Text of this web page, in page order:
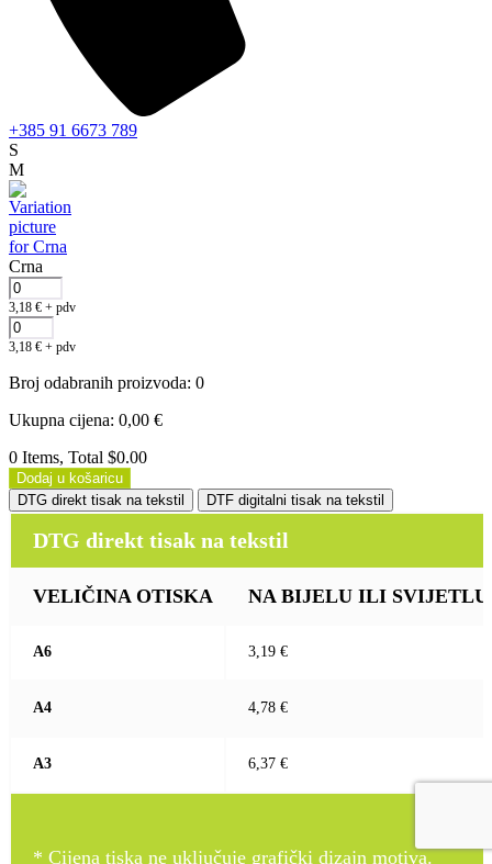
+385 91 6673 789
S
M
Crna
3,18 € + pdv
3,18 € + pdv
Broj odabranih proizvoda: 0
Ukupna cijena: 0,00 €
0 Items, Total $0.00
Dodaj u košaricu
DTG direkt tisak na tekstil
DTF digitalni tisak na tekstil
DTG direkt tisak na tekstil
VELIČINA OTISKA NA BIJELU ILI SVIJETLU
A6 3,19 €
A4 4,78 €
A3 6,37 €
* Cijena tiska ne uključuje grafički dizajn motiva.